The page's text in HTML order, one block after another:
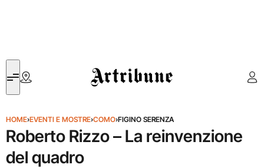
Artribune
HOME›EVENTI E MOSTRE›COMO›FIGINO SERENZA
Roberto Rizzo – La reinvenzione
del quadro